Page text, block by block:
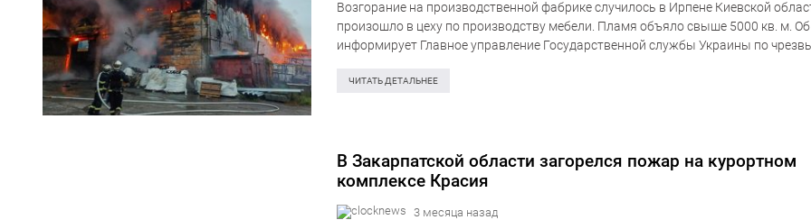
Возгорание на производственной фабрике случилось в Ирпене Киевской
произошло в цеху по производству мебели. Пламя объяло свыше 5000 кв. м. Об
информирует Главное управление Государственной службы Украины по
ЧИТАТЬ ДЕТАЛЬНЕЕ
В Закарпатской области загорелся пожар на курортном
комплексе Красия
3 месяца назад